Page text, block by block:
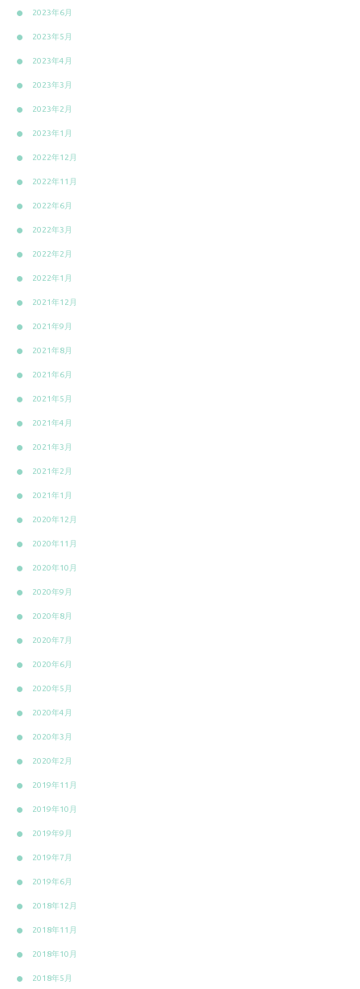
2023年6月
2023年5月
2023年4月
2023年3月
2023年2月
2023年1月
2022年12月
2022年11月
2022年6月
2022年3月
2022年2月
2022年1月
2021年12月
2021年9月
2021年8月
2021年6月
2021年5月
2021年4月
2021年3月
2021年2月
2021年1月
2020年12月
2020年11月
2020年10月
2020年9月
2020年8月
2020年7月
2020年6月
2020年5月
2020年4月
2020年3月
2020年2月
2019年11月
2019年10月
2019年9月
2019年7月
2019年6月
2018年12月
2018年11月
2018年10月
2018年5月